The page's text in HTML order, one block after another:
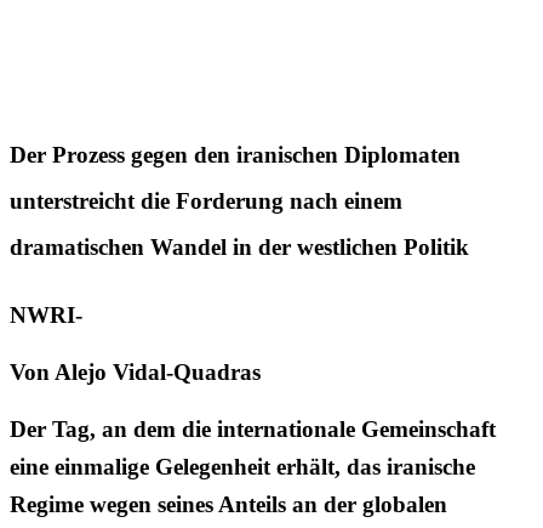
Der Prozess gegen den iranischen Diplomaten
unterstreicht die Forderung nach einem
dramatischen Wandel in der westlichen Politik
NWRI-
Von Alejo Vidal-Quadras
Der Tag, an dem die internationale Gemeinschaft
eine einmalige Gelegenheit erhält, das iranische
Regime wegen seines Anteils an der globalen